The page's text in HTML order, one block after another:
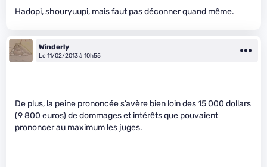
Hadopi, shouryuupi, mais faut pas déconner quand même.
Winderly
Le 11/02/2013 à 10h55
De plus, la peine prononcée s’avère bien loin des 15 000 dollars
(9 800 euros) de dommages et intérêts que pouvaient
prononcer au maximum les juges.